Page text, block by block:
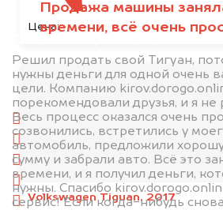
Цена:
Volkswagen Tiguan, 2017
Продажа машины
времени, всё очень
Решил продать свой Тигуан,
нужны деньги для одной очень
цели. Компанию
порекомендовали друзья, и я не
Весь процесс оказался очень
созвонились, встретились у
автомобиль, предложили
сумму и забрали авто. Всё это
времени, и я получил деньги,
нужны. Спасибо
сервис! Если когда-нибудь
минуту эксперт-оценщик
1. Сфотографируйте машину:
спереди
сзади
слева
справа
салон